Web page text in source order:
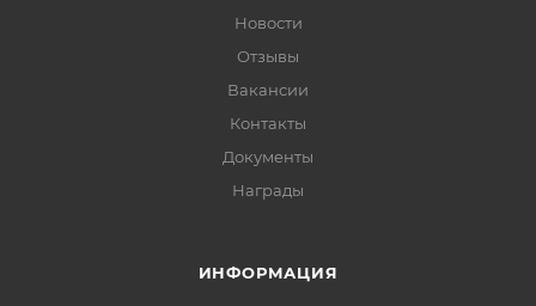
Новости
Отзывы
Вакансии
Контакты
Документы
Награды
ИНФОРМАЦИЯ